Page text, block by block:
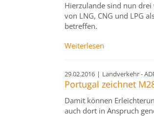
Hierzulande sind nun
von LNG, CNG und LPG
betreffen.
Weiterlesen
29.02.2016 | Landverkehr -
Portugal zeichnet
Damit können
auch dort in Anspruch